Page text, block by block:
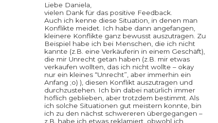
Liebe Daniela,
vielen Dank für das positive Feedback.
Auch ich kenne diese Situation, in denen man
Konflikte meidet. Ich habe dann angefangen,
kleinere Konflikte ganz bewusst auszutragen. Zu
Beispiel habe ich bei Menschen, die ich nicht
kannte (z.B. eine Verkäuferin in einem Geschäft),
die mir Unrecht getan haben (z.B. mir etwas
verkaufen wollten, das ich nicht wollte – okay
nur ein kleines “Unrecht”, aber immerhin ein
Anfang ;o) ), diesen Konflikt auszutragen und
durchzustehen. Ich bin dabei natürlich immer
höflich geblieben, aber trotzdem bestimmt. Als
ich solche Situationen gut meistern konnte, bin
ich zu den nächst schwereren übergegangen –
z.B. habe ich etwas reklamiert, obwohl ich